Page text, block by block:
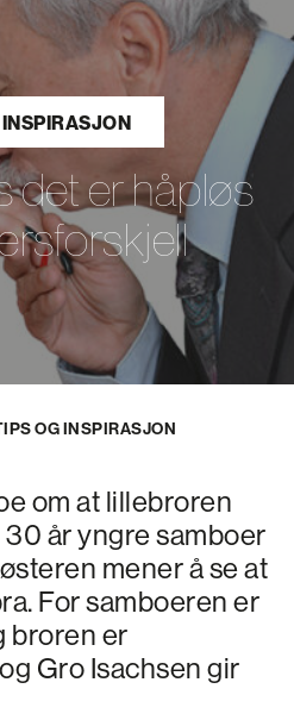
det er håpløs
OG INSPIRASJON
om at lillebroren
år yngre samboer
mener å se at
For samboeren er
broren er
Gro Isachsen gir